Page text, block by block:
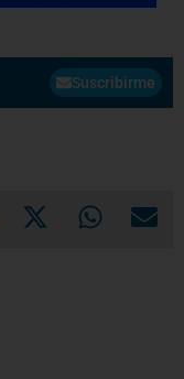
Suscribirme